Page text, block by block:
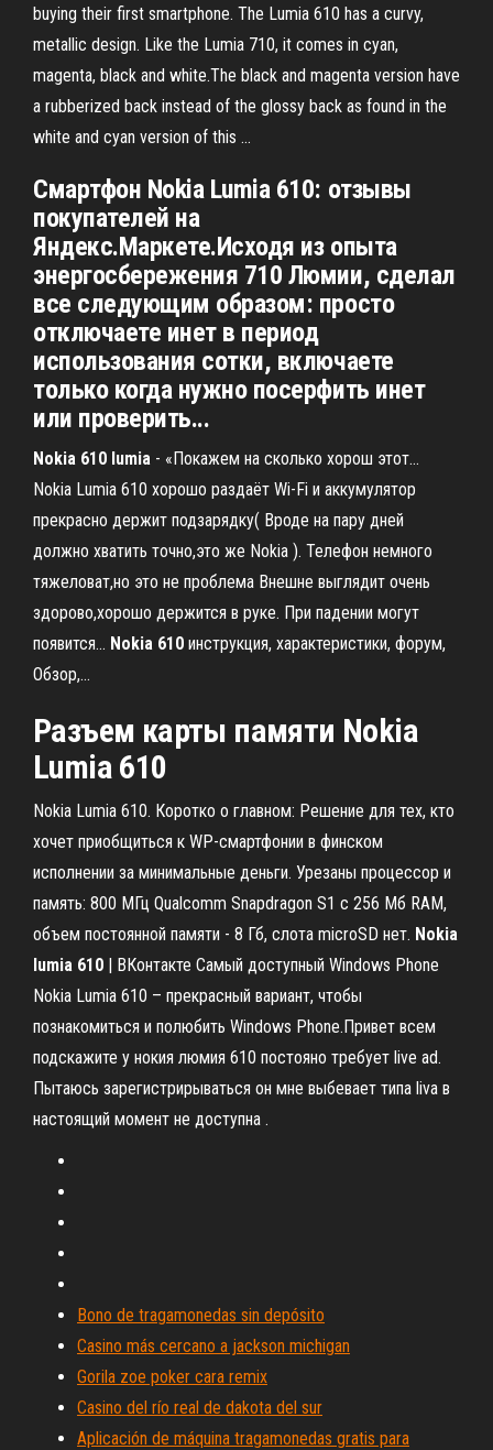
buying their first smartphone. The Lumia 610 has a curvy,
metallic design. Like the Lumia 710, it comes in cyan,
magenta, black and white.The black and magenta version have
a rubberized back instead of the glossy back as found in the
white and cyan version of this ...
Смартфон Nokia Lumia 610: отзывы
покупателей на
Яндекс.Маркете.Исходя из опыта
энергосбережения 710 Люмии, сделал
все следующим образом: просто
отключаете инет в период
использования сотки, включаете
только когда нужно посерфить инет
или проверить...
Nokia 610 lumia - «Покажем на сколько хорош этот…
Nokia Lumia 610 хорошо раздаёт Wi-Fi и аккумулятор
прекрасно держит подзарядку( Вроде на пару дней
должно хватить точно,это же Nokia ). Телефон немного
тяжеловат,но это не проблема Внешне выглядит очень
здорово,хорошо держится в руке. При падении могут
появится... Nokia 610 инструкция, характеристики, форум,
Обзор,…
Разъем карты памяти Nokia
Lumia 610
Nokia Lumia 610. Коротко о главном: Решение для тех, кто
хочет приобщиться к WP-смартфонии в финском
исполнении за минимальные деньги. Урезаны процессор и
память: 800 МГц Qualcomm Snapdragon S1 с 256 Мб RAM,
объем постоянной памяти - 8 Гб, слота microSD нет. Nokia
lumia 610 | ВКонтакте Самый доступный Windows Phone
Nokia Lumia 610 – прекрасный вариант, чтобы
познакомиться и полюбить Windows Phone.Привет всем
подскажите у нокия люмия 610 постояно требует live ad.
Пытаюсь зарегистрирываться он мне выбевает типа liva в
настоящий момент не доступна .
Bono de tragamonedas sin depósito
Casino más cercano a jackson michigan
Gorila zoe poker cara remix
Casino del río real de dakota del sur
Aplicación de máquina tragamonedas gratis para